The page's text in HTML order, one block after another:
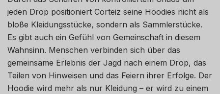
jeden Drop positioniert Corteiz seine Hoodies nicht als
bloße Kleidungsstücke, sondern als Sammlerstücke.
Es gibt auch ein Gefühl von Gemeinschaft in diesem
Wahnsinn. Menschen verbinden sich über das
gemeinsame Erlebnis der Jagd nach einem Drop, das
Teilen von Hinweisen und das Feiern ihrer Erfolge. Der
Hoodie wird mehr als nur Kleidung – er wird zu einem